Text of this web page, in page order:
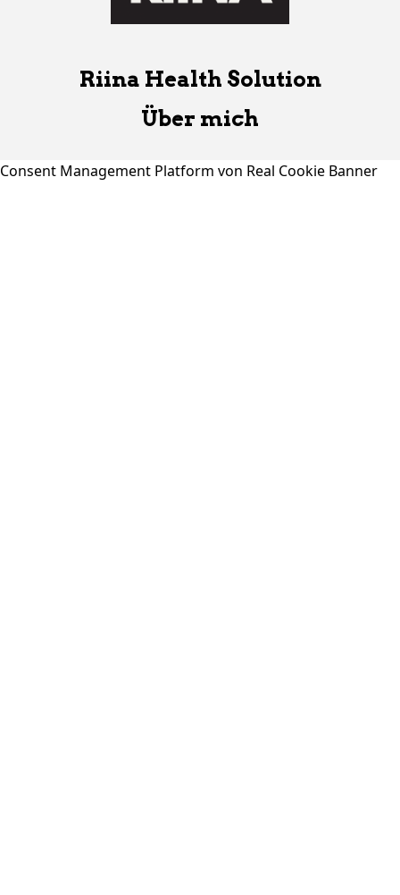
Riina Health Solution
Über mich
Consent Management Platform von Real Cookie Banner